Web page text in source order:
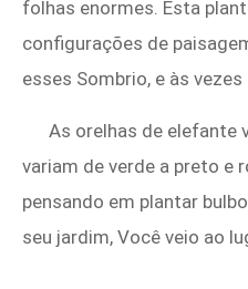
folhas enormes. Esta
configurações de
esses Sombrio, e às
As orelhas de elefante
variam de verde a preto e
pensando em plantar
seu jardim, Você veio ao